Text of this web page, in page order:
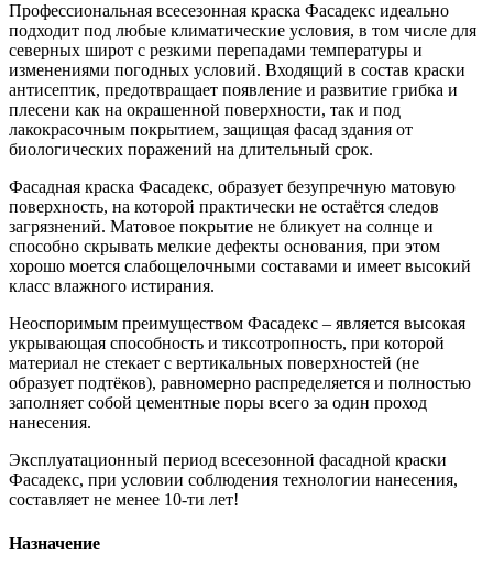
Профессиональная всесезонная краска Фасадекс идеально
подходит под любые климатические условия, в том числе для
северных широт с резкими перепадами температуры и
изменениями погодных условий. Входящий в состав краски
антисептик, предотвращает появление и развитие грибка и
плесени как на окрашенной поверхности, так и под
лакокрасочным покрытием, защищая фасад здания от
биологических поражений на длительный срок.
Фасадная краска Фасадекс, образует безупречную матовую
поверхность, на которой практически не остаётся следов
загрязнений. Матовое покрытие не бликует на солнце и
способно скрывать мелкие дефекты основания, при этом
хорошо моется слабощелочными составами и имеет высокий
класс влажного истирания.
Неоспоримым преимуществом Фасадекс – является высокая
укрывающая способность и тиксотропность, при которой
материал не стекает с вертикальных поверхностей (не
образует подтёков), равномерно распределяется и полностью
заполняет собой цементные поры всего за один проход
нанесения.
Эксплуатационный период всесезонной фасадной краски
Фасадекс, при условии соблюдения технологии нанесения,
составляет не менее 10-ти лет!
Назначение